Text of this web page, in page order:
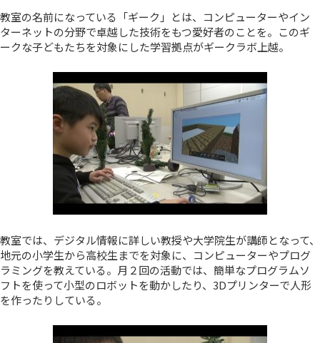
教室の名前になっている「ギーク」とは、コンピューターやイン
ターネットの分野で卓越した技術をもつ愛好者のことを。このギ
ークな子どもたちを対象にした学習拠点がギークラボ上越。
教室では、デジタル情報に詳しい教授や大学院生が講師となって、
地元の小学生から高校生までを対象に、コンピューターやプログ
ラミングを教えている。月２回の活動では、簡単なプログラムソ
フトを使って小型のロボットを動かしたり、3Dプリンターで人形
を作ったりしている。